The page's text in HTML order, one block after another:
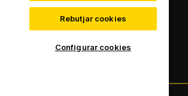
Rebutjar cookies
Configurar cookies